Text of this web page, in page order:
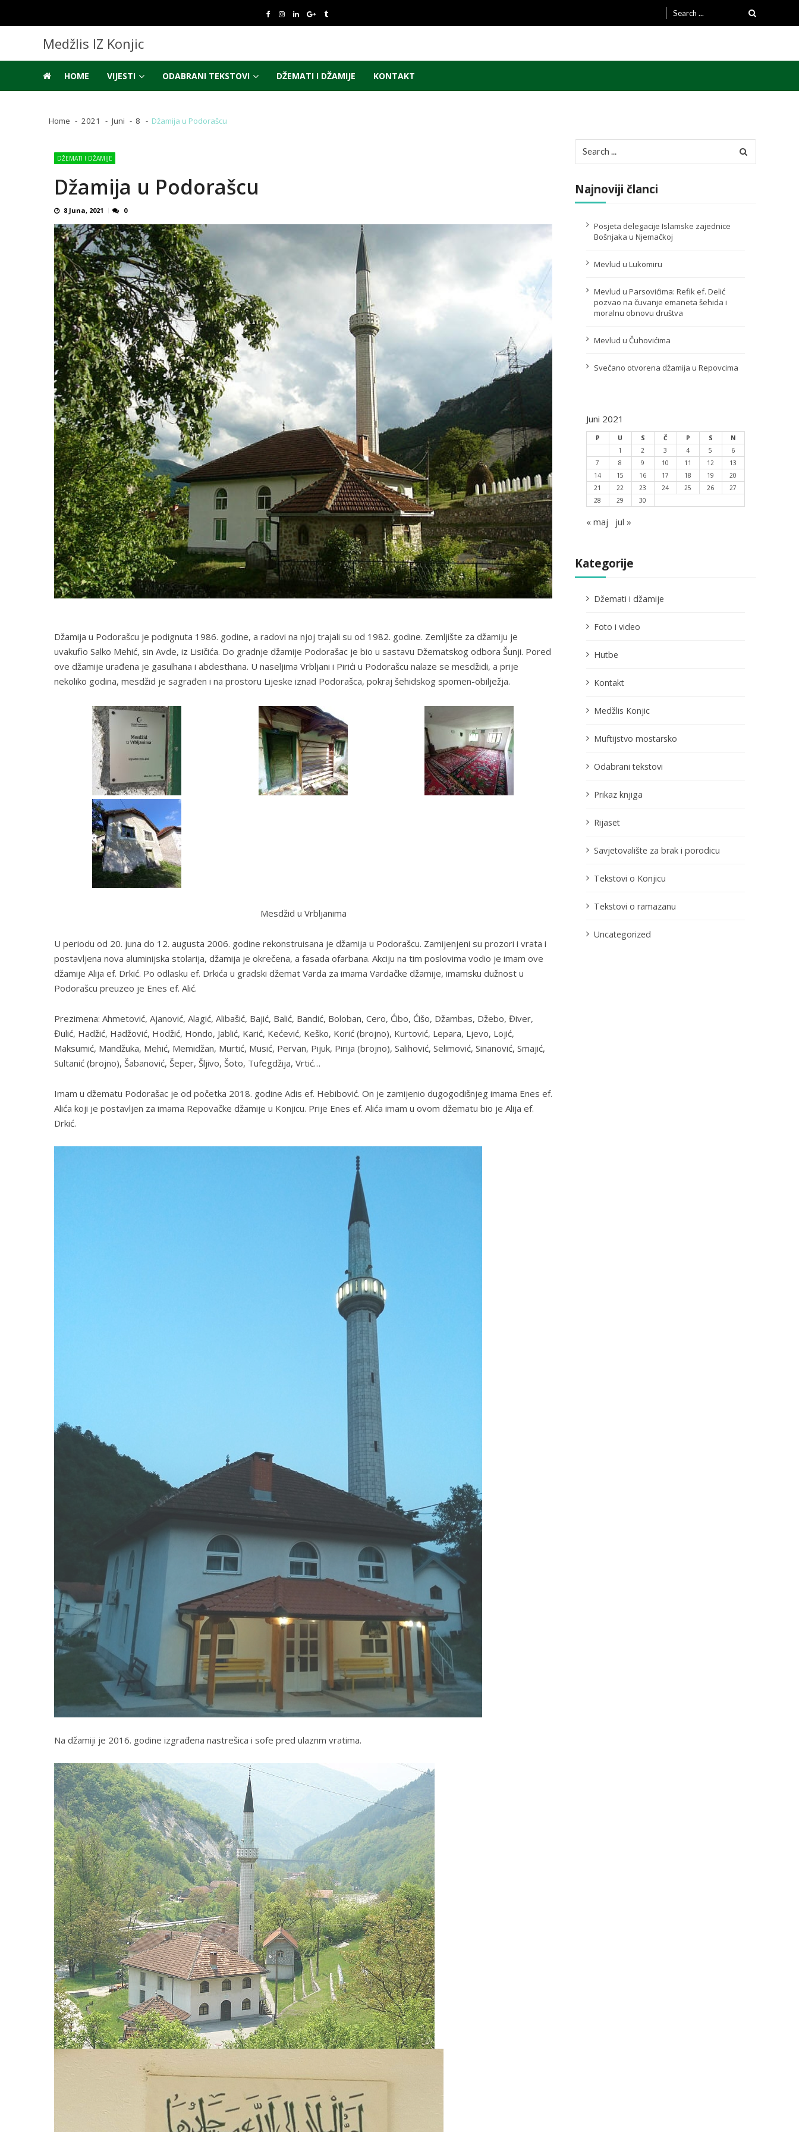
navigation
content
Search
for:
Medžlis IZ Konjic
HOME VIJESTI ODABRANI TEKSTOVI DŽEMATI I DŽAMIJE KONTAKT
Home 2021 Juni 8 Džamija u Podorašcu
DŽEMATI I DŽAMIJE
Džamija u Podorašcu
8 Juna, 2021 0
Džamija u Podorašcu je podignuta 1986. godine, a radovi na njoj trajali su od 1982. godine. Zemljište za džamiju je
uvakufio Salko Mehić, sin Avde, iz Lisičića. Do gradnje džamije Podorašac je bio u sastavu Džematskog odbora Šunji. Pored
ove džamije urađena je gasulhana i abdesthana. U naseljima Vrbljani i Pirići u Podorašcu nalaze se mesdžidi, a prije
nekoliko godina, mesdžid je sagrađen i na prostoru Lijeske iznad Podorašca, pokraj šehidskog spomen-obilježja.
Mesdžid u Vrbljanima
U periodu od 20. juna do 12. augusta 2006. godine rekonstruisana je džamija u Podorašcu. Zamijenjeni su prozori i vrata i
postavljena nova aluminijska stolarija, džamija je okrečena, a fasada ofarbana. Akciju na tim poslovima vodio je imam ove
džamije Alija ef. Drkić. Po odlasku ef. Drkića u gradski džemat Varda za imama Vardačke džamije, imamsku dužnost u
Podorašcu preuzeo je Enes ef. Alić.
Prezimena: Ahmetović, Ajanović, Alagić, Alibašić, Bajić, Balić, Bandić, Boloban, Cero, Ćibo, Ćišo, Džambas, Džebo, Điver,
Đulić, Hadžić, Hadžović, Hodžić, Hondo, Jablić, Karić, Kećević, Keško, Korić (brojno), Kurtović, Lepara, Ljevo, Lojić,
Maksumić, Mandžuka, Mehić, Memidžan, Murtić, Musić, Pervan, Pijuk, Pirija (brojno), Salihović, Selimović, Sinanović, Smajić,
Sultanić (brojno), Šabanović, Šeper, Šljivo, Šoto, Tufegdžija, Vrtić…
Imam u džematu Podorašac je od početka 2018. godine Adis ef. Hebibović. On je zamijenio dugogodišnjeg imama Enes ef.
Alića koji je postavljen za imama Repovačke džamije u Konjicu. Prije Enes ef. Alića imam u ovom džematu bio je Alija ef.
Drkić.
Na džamiji je 2016. godine izgrađena nastrešica i sofe pred ulaznm vratima.
for:
Najnoviji članci
Posjeta delegacije Islamske zajednice
Bošnjaka u Njemačkoj
Mevlud u Lukomiru
Mevlud u Parsovićima: Refik ef. Delić
pozvao na čuvanje emaneta šehida i
moralnu obnovu društva
Mevlud u Čuhovićima
Svečano otvorena džamija u Repovcima
Juni 2021
P U S Č P S
N
1
2 3 4 5
6
7
8 9 10 11 12
13
14
15 16 17 18 19
20
21
22 23 24 25 26
27
28
29 30
« maj jul »
Kategorije
Džemati i džamije
Foto i video
Hutbe
Kontakt
Medžlis Konjic
Muftijstvo mostarsko
Odabrani tekstovi
Prikaz knjiga
Rijaset
Savjetovalište za brak i porodicu
Tekstovi o Konjicu
Tekstovi o ramazanu
Uncategorized